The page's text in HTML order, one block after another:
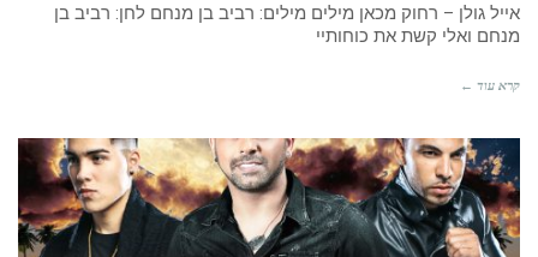
אייל גולן – רחוק מכאן מילים מילים: רביב בן מנחם לחן: רביב בן
מנחם ואלי קשת את כוחותיי
קרא עוד ←